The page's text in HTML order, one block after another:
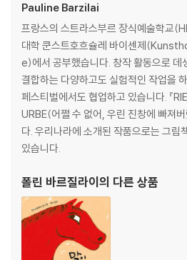
Pauline Barzilai
프랑스의 스트라스부르 장식예술학교
대학 쿤스트호흐슐레 바이센제
e)에서 공부했습니다. 창작 활동으로 데
결합하는 다양하고도 실험적인 작업을
페스티벌에서도 협업하고 있습니다. 『
URBE(어쩔 수 없어, 우린 진창에 빠져버
다. 우리나라에 소개된 작품으로는 그림
있습니다.
폴린 바르질라이 의 다른 상품